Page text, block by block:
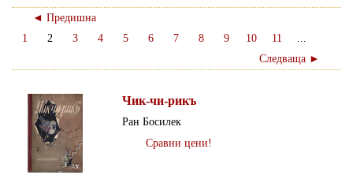
◄ Предишна
1
2 3 4 5 6 7 8 9 10 11
...
Следваща ►
Чик-чи-рикъ
Ран Босилек
Сравни цени!